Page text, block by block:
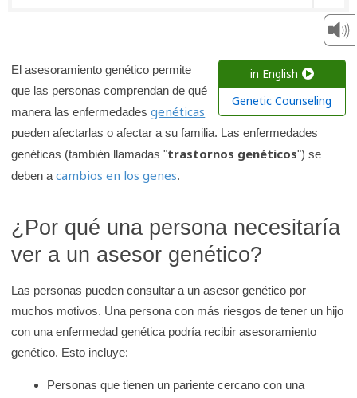
a
r
e
n
l
a
b
l
i
o
t
e
in English
Genetic Counseling
El asesoramiento genético permite
que las personas comprendan de qué
manera las enfermedadesgenéticas
pueden afectarlas o afectar a su familia. Las enfermedades
genéticas (también llamadas "trastornos genéticos") se
deben acambios en los genes.
¿Por qué una persona necesitaría
ver a un asesor genético?
Las personas pueden consultar a un asesor genético por
muchos motivos. Una persona con más riesgos de tener un hijo
con una enfermedad genética podría recibir asesoramiento
genético. Esto incluye:
Personas que tienen un pariente cercano con una